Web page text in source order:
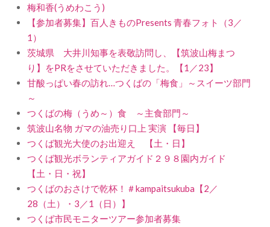
梅和香(うめわこう)
【参加者募集】百人きものPresents 青春フォト（3／
1）
茨城県 大井川知事を表敬訪問し、【筑波山梅まつ
り】をPRをさせていただきました。【1／23】
甘酸っぱい春の訪れ…つくばの「梅食」～スイーツ部門
～
つくばの梅（うめ～）食 ～主食部門～
筑波山名物 ガマの油売り口上 実演 【毎日】
つくば観光大使のお出迎え 【土・日】
つくば観光ボランティアガイド２９８園内ガイド
【土・日・祝】
つくばのおさけで乾杯！＃kampaitsukuba【2／
28（土）・3／1（日）】
つくば市民モニターツアー参加者募集